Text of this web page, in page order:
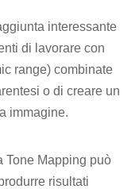
interessante
di lavorare con
range) combinate
o di creare un
immagine.
Tone Mapping può
risultati